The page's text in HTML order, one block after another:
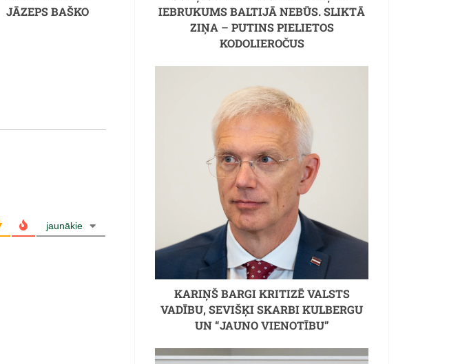
JĀZEPS BAŠKO
jaunākie
IEBRUKUMS BALTIJĀ NEBŪS. SLIKTĀ
ZIŅA – PUTINS PIELIETOS
KODOLIEROČUS
KARIŅŠ BARGI KRITIZĒ VALSTS
VADĪBU, SEVIŠĶI SKARBI KULBERGU
UN “JAUNO VIENOTĪBU”